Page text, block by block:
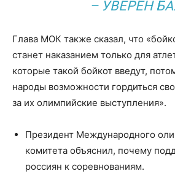
– УВЕРЕН
Глава МОК также сказал, что
станет наказанием только для
которые такой бойкот введут,
народы возможности гордиться
за их олимпийские выступления».
Президент Международного
комитета объяснил, почему
россиян к соревнованиям.